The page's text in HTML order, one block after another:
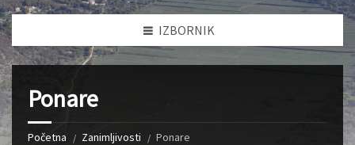
IZBORNIK
Ponare
Početna Zanimljivosti Ponare